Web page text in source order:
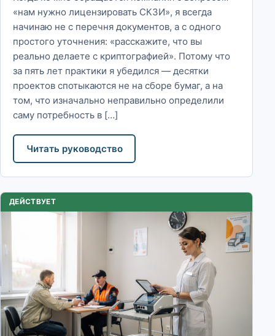
«нам нужно лицензировать СКЗИ», я всегда
начинаю не с перечня документов, а с одного
простого уточнения: «расскажите, что вы
реально делаете с криптографией». Потому что
за пять лет практики я убедился — десятки
проектов спотыкаются не на сборе бумаг, а на
том, что изначально неправильно определили
саму потребность в […]
Читать руководство
ДЕЙСТВУЕТ